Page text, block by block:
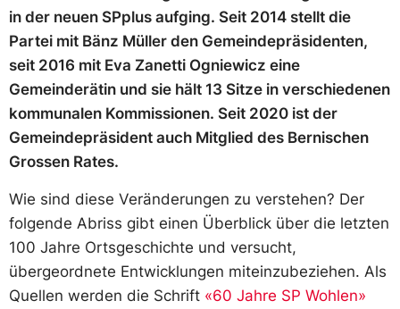
in der neuen SPplus aufging. Seit 2014 stellt die
Partei mit Bänz Müller den Gemeindepräsidenten,
seit 2016 mit Eva Zanetti Ogniewicz eine
Gemeinderätin und sie hält 13 Sitze in verschiedenen
kommunalen Kommissionen. Seit 2020 ist der
Gemeindepräsident auch Mitglied des Bernischen
Grossen Rates.
Wie sind diese Veränderungen zu verstehen? Der
folgende Abriss gibt einen Überblick über die letzten
100 Jahre Ortsgeschichte und versucht,
übergeordnete Entwicklungen miteinzubeziehen. Als
Quellen werden die Schrift «60 Jahre SP Wohlen»